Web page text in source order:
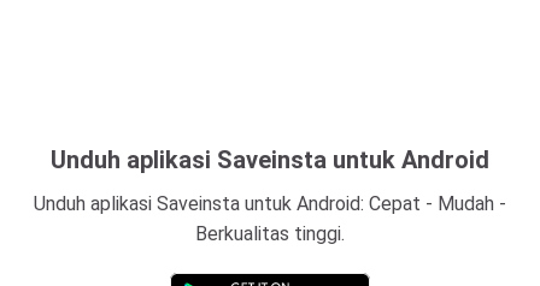
Unduh aplikasi Saveinsta untuk Android
Unduh aplikasi Saveinsta untuk Android: Cepat - Mudah -
Berkualitas tinggi.